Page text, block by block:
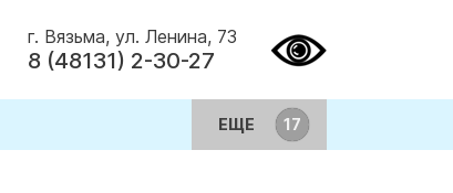
г. Вязьма, ул. Ленина, 73
8 (48131) 2-30-27
ЕЩЕ